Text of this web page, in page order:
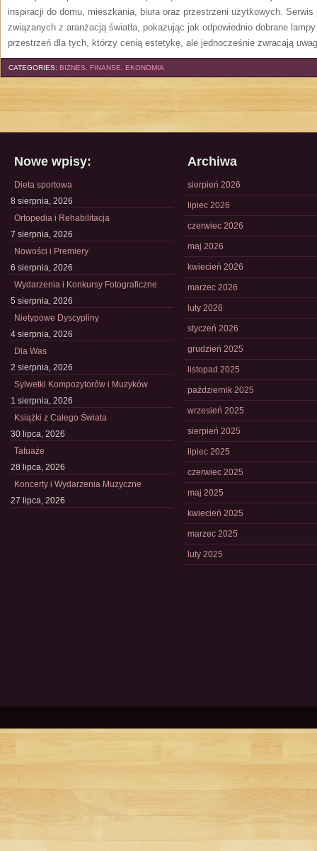
inspiracji do domu, mieszkania, biura oraz przestrzeni użytkowych.
związanych z aranżacją światła, pokazując jak odpowiednio dobrane
przestrzeń dla tych, którzy cenią estetykę, ale jednocześnie zwracają
CATEGORIES: BIZNES, FINANSE, EKONOMIA
Nowe wpisy:
Dieta sportowa
8 sierpnia, 2026
Ortopedia i Rehabilitacja
7 sierpnia, 2026
Nowości i Premiery
6 sierpnia, 2026
Wydarzenia i Konkursy Fotograficzne
5 sierpnia, 2026
Nietypowe Dyscypliny
4 sierpnia, 2026
Dla Was
2 sierpnia, 2026
Sylwetki Kompozytorów i Muzyków
1 sierpnia, 2026
Książki z Całego Świata
30 lipca, 2026
Tatuaże
28 lipca, 2026
Koncerty i Wydarzenia Muzyczne
27 lipca, 2026
Archiwa
sierpień 2026
lipiec 2026
czerwiec 2026
maj 2026
kwiecień 2026
marzec 2026
luty 2026
styczeń 2026
grudzień 2025
listopad 2025
październik 2025
wrzesień 2025
sierpień 2025
lipiec 2025
czerwiec 2025
maj 2025
kwiecień 2025
marzec 2025
luty 2025